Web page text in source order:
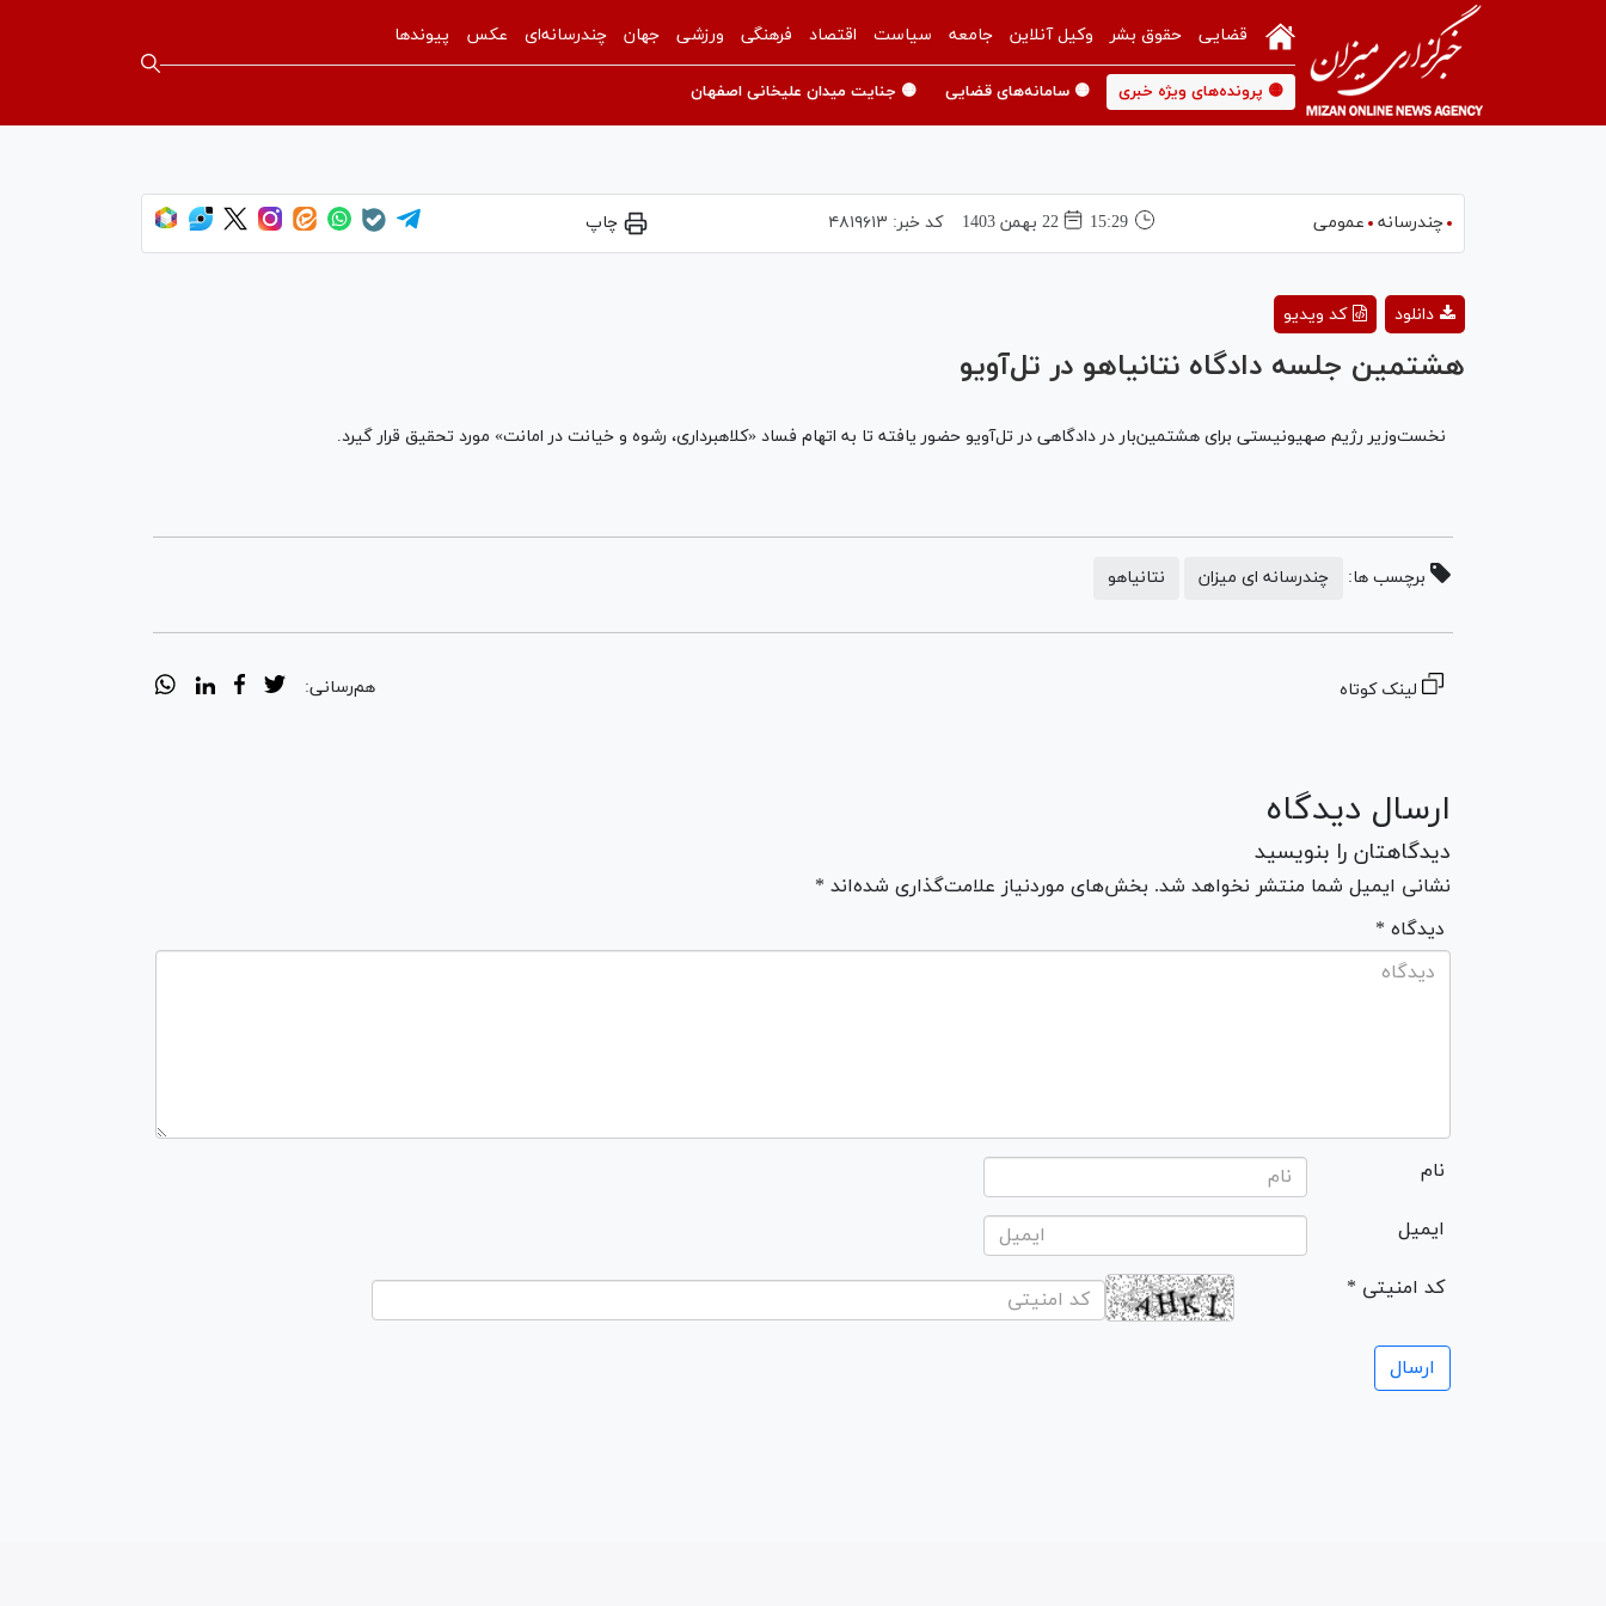
قضایی حقوق بشر وکیل آنلاین جامعه سیاست اقتصاد فرهنگی ورزشی جهان چندرسانه‌ای عکس پیوندها
🟡 پرونده‌های ویژه خبری 🟡 سامانه‌های قضایی 🟡 جنایت میدان علیخانی اصفهان
چندرسانه عمومی 15:29 22 بهمن 1403 کد خبر: ۴۸۱۹۶۱۳ چاپ
کد ویدیو دانلود
هشتمین جلسه دادگاه نتانیاهو در تل‌آویو
نخست‌وزیر رژیم صهیونیستی برای هشتمین‌بار در دادگاهی در تل‌آویو حضور یافته تا به اتهام فساد «کلاهبرداری، رشوه و خیانت در امانت» مورد تحقیق قرار گیرد.
برچسب ها: چندرسانه ای میزان نتانیاهو
لینک کوتاه هم‌رسانی:
ارسال دیدگاه
دیدگاهتان را بنویسید
نشانی ایمیل شما منتشر نخواهد شد. بخش‌های موردنیاز علامت‌گذاری شده‌اند *
* دیدگاه
نام
ایمیل
* کد امنیتی